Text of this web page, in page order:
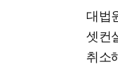
대법
셋컨
취소